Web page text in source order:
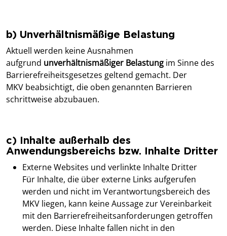
b) Unverhältnismäßige Belastung
Aktuell werden keine Ausnahmen
aufgrund unverhältnismäßiger Belastung im Sinne des
Barrierefreiheitsgesetzes geltend gemacht. Der
MKV beabsichtigt, die oben genannten Barrieren
schrittweise abzubauen.
c) Inhalte außerhalb des
Anwendungsbereichs bzw. Inhalte Dritter
Externe Websites und verlinkte Inhalte Dritter
Für Inhalte, die über externe Links aufgerufen
werden und nicht im Verantwortungsbereich des
MKV liegen, kann keine Aussage zur Vereinbarkeit
mit den Barrierefreiheitsanforderungen getroffen
werden. Diese Inhalte fallen nicht in den